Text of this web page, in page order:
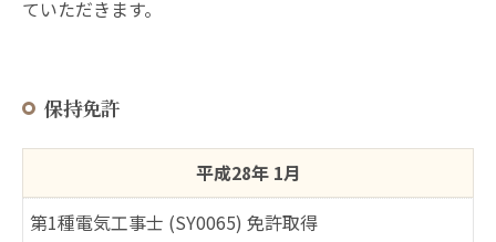
ていただきます。
保持免許
平成28年 1月
第1種電気工事士 (SY0065) 免許取得